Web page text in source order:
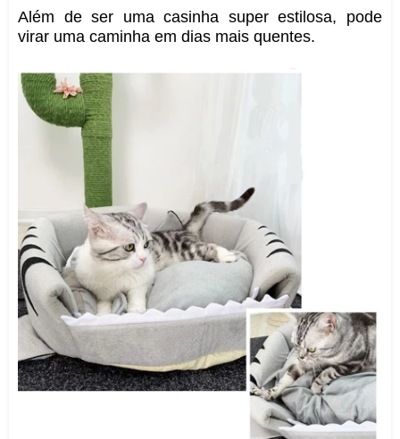
Além de ser uma casinha super estilosa, pode
virar uma caminha em dias mais quentes.